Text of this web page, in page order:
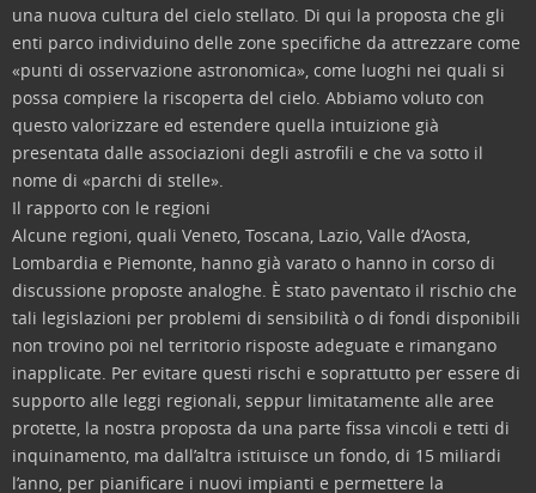
una nuova cultura del cielo stellato. Di qui la proposta che gli
enti parco individuino delle zone specifiche da attrezzare come
«punti di osservazione astronomica», come luoghi nei quali si
possa compiere la riscoperta del cielo. Abbiamo voluto con
questo valorizzare ed estendere quella intuizione già
presentata dalle associazioni degli astrofili e che va sotto il
nome di «parchi di stelle».
Il rapporto con le regioni
Alcune regioni, quali Veneto, Toscana, Lazio, Valle d’Aosta,
Lombardia e Piemonte, hanno già varato o hanno in corso di
discussione proposte analoghe. È stato paventato il rischio che
tali legislazioni per problemi di sensibilità o di fondi disponibili
non trovino poi nel territorio risposte adeguate e rimangano
inapplicate. Per evitare questi rischi e soprattutto per essere di
supporto alle leggi regionali, seppur limitatamente alle aree
protette, la nostra proposta da una parte fissa vincoli e tetti di
inquinamento, ma dall’altra istituisce un fondo, di 15 miliardi
l’anno, per pianificare i nuovi impianti e permettere la